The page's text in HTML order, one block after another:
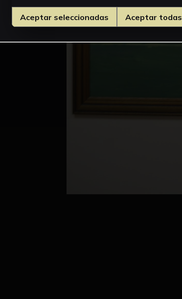
Aceptar seleccionadas Aceptar todas